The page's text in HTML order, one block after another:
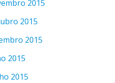
2015
2015
2015
2015
2015